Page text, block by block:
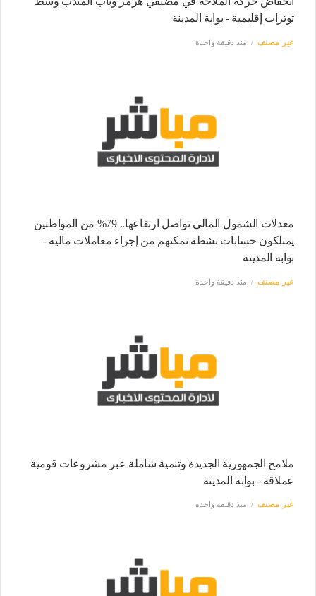
توترات إقليمية - بوابة المدينة
غير مصنف منذ دقيقة واحدة
معدلات الشمول المالي تواصل ارتفاعها.. 79% من المواطنين
يمتلكون حسابات نشطة تمكنهم من إجراء معاملات مالية -
بوابة المدينة
غير مصنف منذ دقيقة واحدة
ملامح الجمهورية الجديدة وتنمية شاملة عبر مشروعات قومية
عملاقة - بوابة المدينة
غير مصنف منذ دقيقة واحدة